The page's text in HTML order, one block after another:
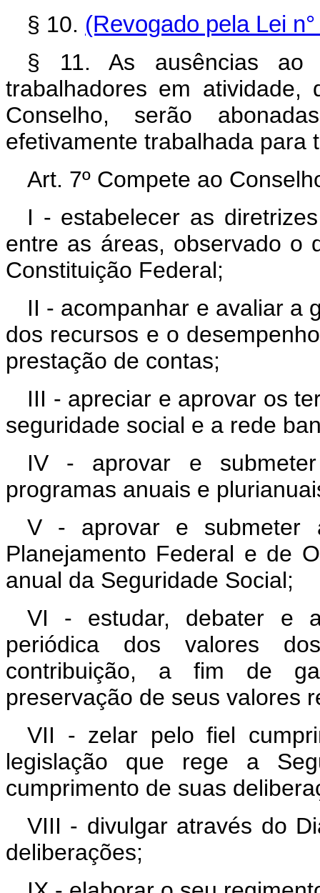
§ 10. (Revogado pela Lei
§ 11. As ausências ao
trabalhadores em atividade,
Conselho, serão
efetivamente trabalhada para
Art. 7º Compete ao
I - estabelecer as
entre as áreas, observado o
Constituição Federal;
II - acompanhar e avaliar a
dos recursos e o
prestação de contas;
III - apreciar e aprovar os
seguridade social e a rede
IV - aprovar e
programas anuais e
V - aprovar e submeter
Planejamento Federal e de
anual da Seguridade Social;
VI - estudar, debater e
periódica dos valores
contribuição, a fim de
preservação de seus valores
VII - zelar pelo fiel
legislação que rege a
cumprimento de suas
VIII - divulgar através do
deliberações;